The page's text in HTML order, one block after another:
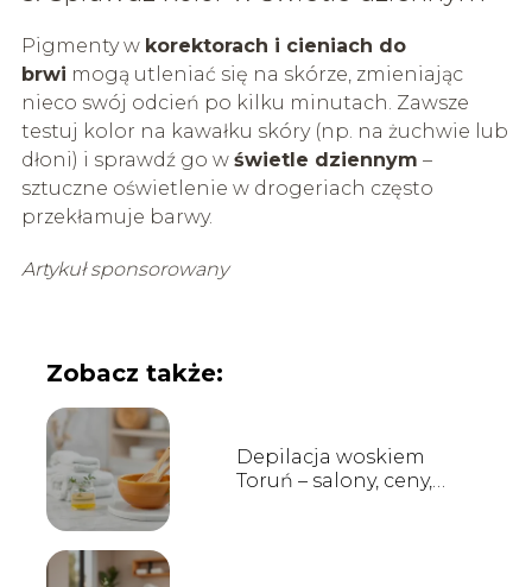
Pigmenty w korektorach i cieniach do
brwi mogą utleniać się na skórze, zmieniając
nieco swój odcień po kilku minutach. Zawsze
testuj kolor na kawałku skóry (np. na żuchwie lub
dłoni) i sprawdź go w świetle dziennym –
sztuczne oświetlenie w drogeriach często
przekłamuje barwy.
Artykuł sponsorowany
Zobacz także:
Depilacja woskiem
Toruń – salony, ceny,